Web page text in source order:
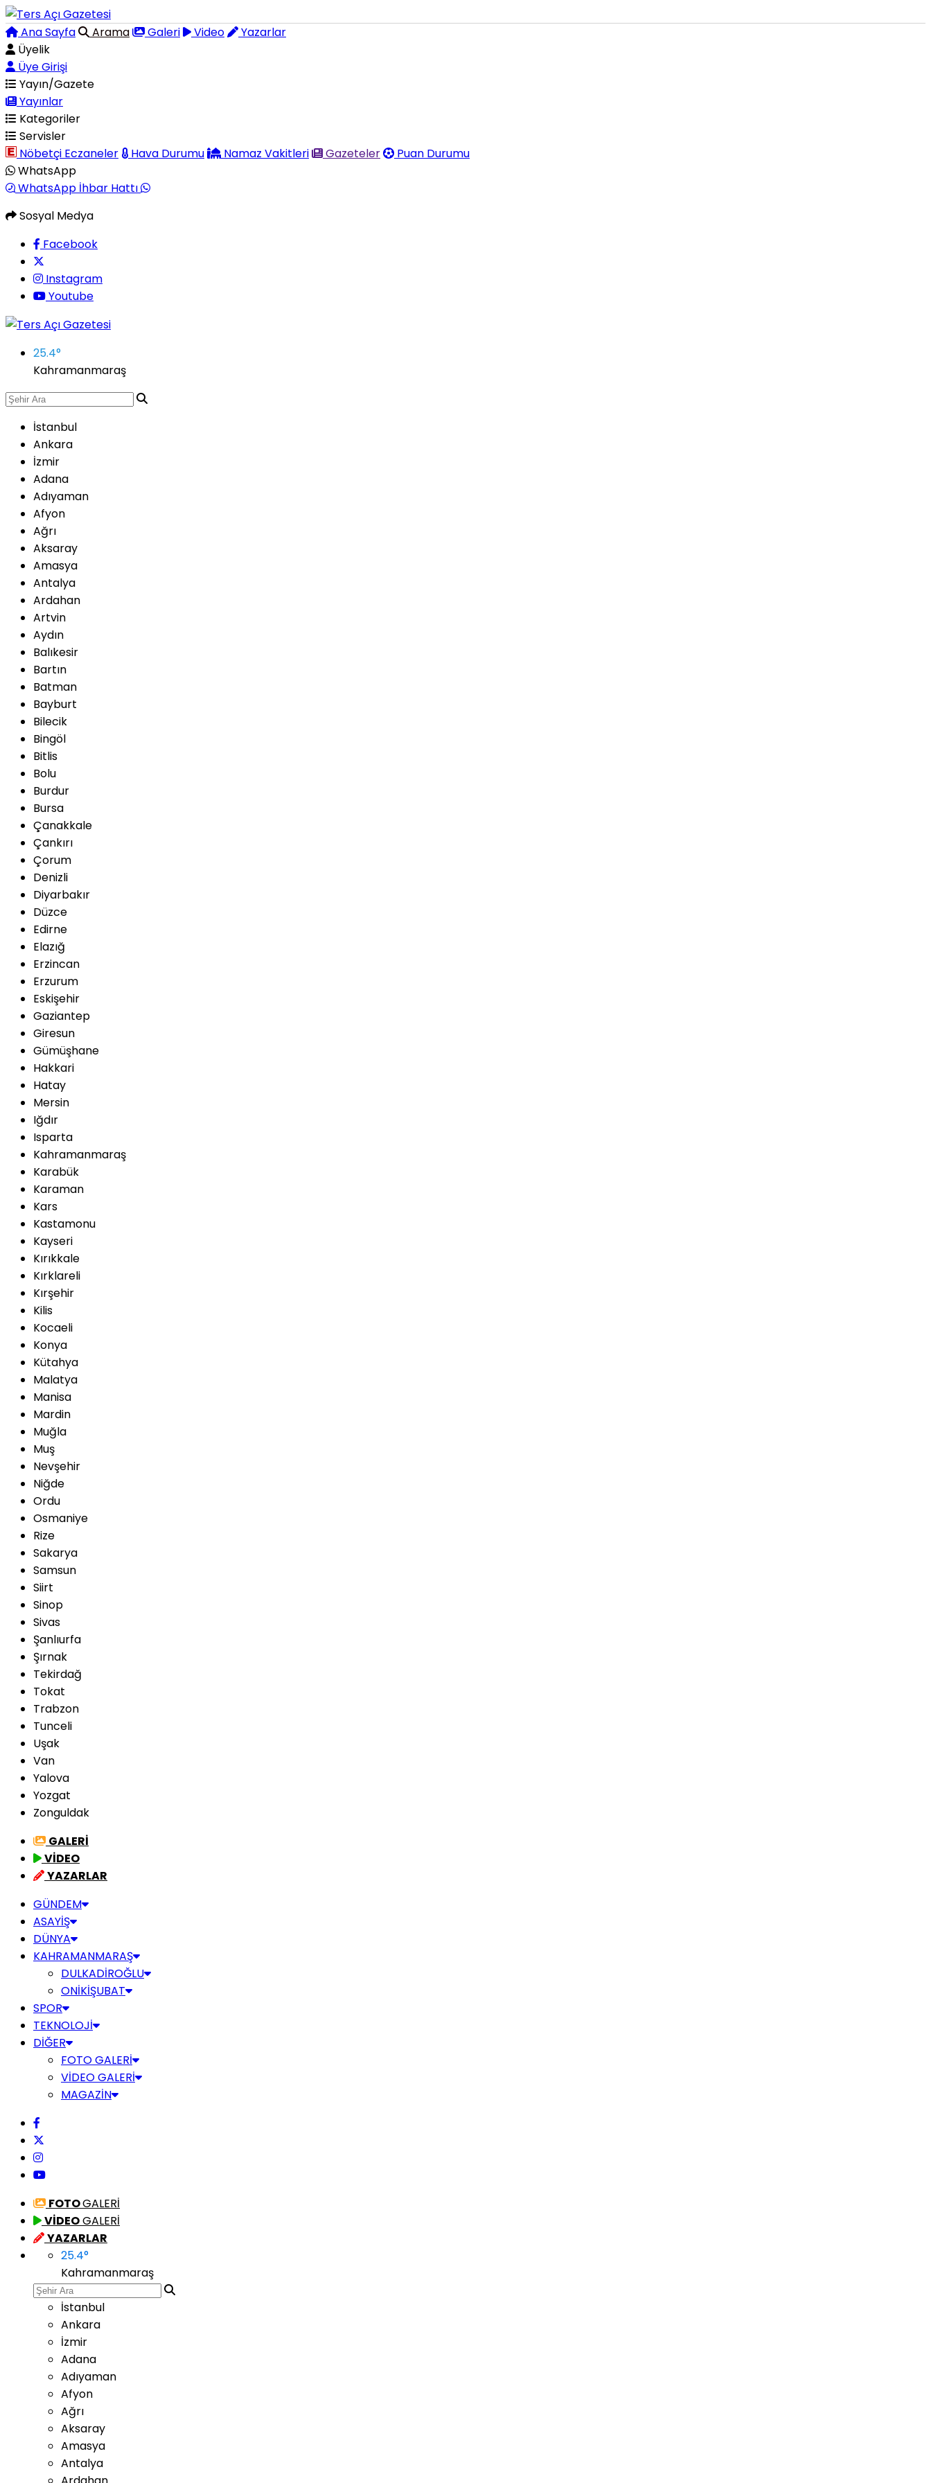
Ana Sayfa Arama Galeri Video
Yazarlar
Üyelik
Üye Girişi
Yayın/Gazete
Yayınlar
Kategoriler
Servisler
Nöbetçi Eczaneler
Hava Durumu Namaz Vakitleri Gazeteler
Puan Durumu
WhatsApp
WhatsApp İhbar Hattı
Sosyal Medya
Facebook
Instagram
Youtube
25.4°
Kahramanmaraş
İstanbul
Ankara
İzmir
Adana
Adıyaman
Afyon
Ağrı
Aksaray
Amasya
Antalya
Ardahan
Artvin
Aydın
Balıkesir
Bartın
Batman
Bayburt
Bilecik
Bingöl
Bitlis
Bolu
Burdur
Bursa
Çanakkale
Çankırı
Çorum
Denizli
Diyarbakır
Düzce
Edirne
Elazığ
Erzincan
Erzurum
Eskişehir
Gaziantep
Giresun
Gümüşhane
Hakkari
Hatay
Mersin
Iğdır
Isparta
Kahramanmaraş
Karabük
Karaman
Kars
Kastamonu
Kayseri
Kırıkkale
Kırklareli
Kırşehir
Kilis
Kocaeli
Konya
Kütahya
Malatya
Manisa
Mardin
Muğla
Muş
Nevşehir
Niğde
Ordu
Osmaniye
Rize
Sakarya
Samsun
Siirt
Sinop
Sivas
Şanlıurfa
Şırnak
Tekirdağ
Tokat
Trabzon
Tunceli
Uşak
Van
Yalova
Yozgat
Zonguldak
GALERİ
VİDEO
YAZARLAR
GÜNDEM
ASAYİŞ
DÜNYA
KAHRAMANMARAŞ
DULKADİROĞLU
ONİKİŞUBAT
SPOR
TEKNOLOJİ
DİĞER
FOTO GALERİ
VİDEO GALERİ
MAGAZİN
FOTOGALERİ
VİDEOGALERİ
YAZARLAR
25.4°
Kahramanmaraş
İstanbul
Ankara
İzmir
Adana
Adıyaman
Afyon
Ağrı
Aksaray
Amasya
Antalya